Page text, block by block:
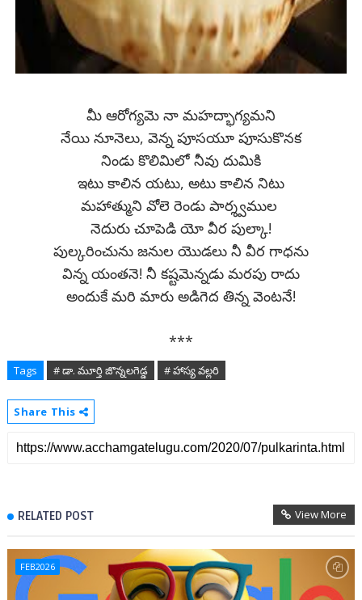
మీ ఆరోగ్యమె నా మహద్భాగ్యమని
నేయి నూనెలు, వెన్న పూసయూ పూసుకొనక
నిండు కొలిమిలో నీవు దుమికి
ఇటు కాలిన యటు, అటు కాలిన నిటు
మహాత్ముని వోలె రెండు పార్శ్వముల
నెదురు చూపెడి యో వీర పుల్కా!
పుల్కరించును జనుల యొడలు నీ వీర గాధను
విన్న యంతనె! నీ కష్టమెన్నడు మరపు రాదు
అందుకే మరి మారు అడిగెద తిన్న వెంటనే!
***
Tags # డా. మూర్తి జొన్నలగెడ్డ # హాస్య వల్లరి
Share This
RELATED POST View More
FEB2026